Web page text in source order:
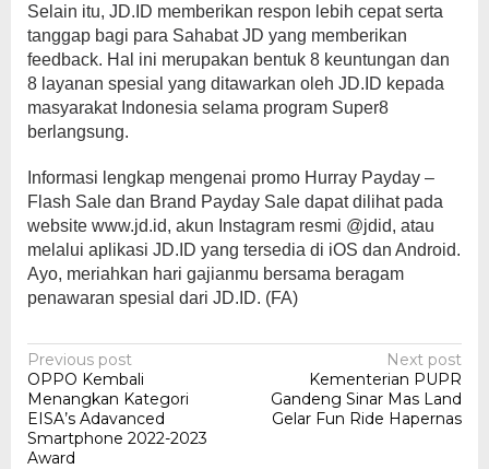
Selain itu, JD.ID memberikan respon lebih cepat serta
tanggap bagi para Sahabat JD yang memberikan
feedback. Hal ini merupakan bentuk 8 keuntungan dan
8 layanan spesial yang ditawarkan oleh JD.ID kepada
masyarakat Indonesia selama program Super8
berlangsung.
Informasi lengkap mengenai promo Hurray Payday –
Flash Sale dan Brand Payday Sale dapat dilihat pada
website www.jd.id, akun Instagram resmi @jdid, atau
melalui aplikasi JD.ID yang tersedia di iOS dan Android.
Ayo, meriahkan hari gajianmu bersama beragam
penawaran spesial dari JD.ID. (FA)
Post
navigation
Previous post
OPPO Kembali
Menangkan Kategori
EISA’s Adavanced
Smartphone 2022-2023
Award
Next post
Kementerian PUPR
Gandeng Sinar Mas Land
Gelar Fun Ride Hapernas